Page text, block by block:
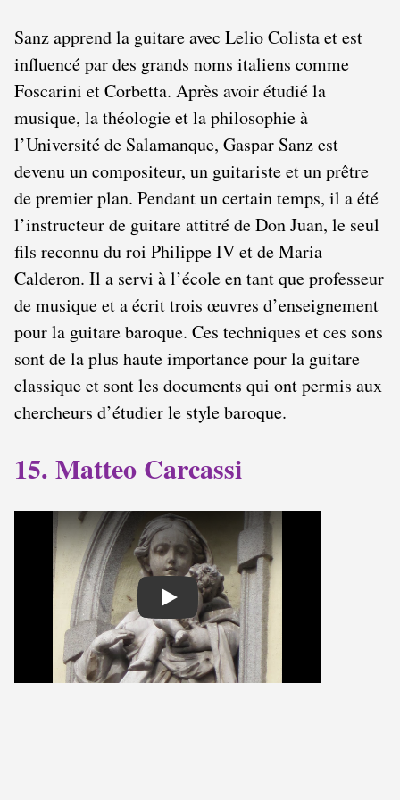
Sanz apprend la guitare avec Lelio Colista et est
influencé par des grands noms italiens comme
Foscarini et Corbetta. Après avoir étudié la
musique, la théologie et la philosophie à
l’Université de Salamanque, Gaspar Sanz est
devenu un compositeur, un guitariste et un prêtre
de premier plan. Pendant un certain temps, il a été
l’instructeur de guitare attitré de Don Juan, le seul
fils reconnu du roi Philippe IV et de Maria
Calderon. Il a servi à l’école en tant que professeur
de musique et a écrit trois œuvres d’enseignement
pour la guitare baroque. Ces techniques et ces sons
sont de la plus haute importance pour la guitare
classique et sont les documents qui ont permis aux
chercheurs d’étudier le style baroque.
15. Matteo Carcassi
Play